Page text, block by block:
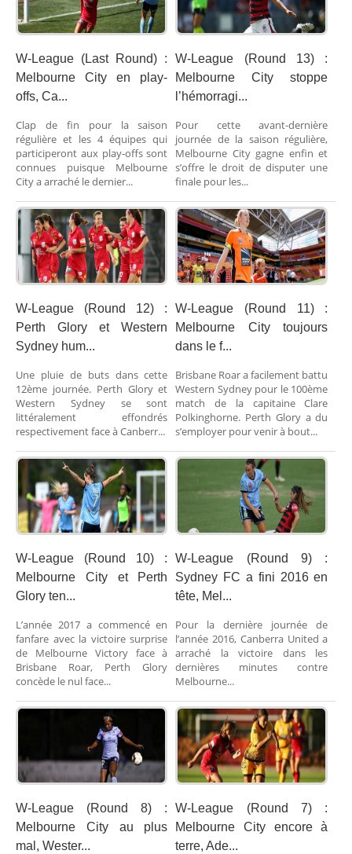
W-League (Last Round) :
Melbourne City en play-
offs, Ca...
Clap de fin pour la saison
régulière et les 4 équipes qui
participeront aux play-offs sont
connues puisque Melbourne
City a arraché le dernier...
W-League (Round 13) :
Melbourne City stoppe
l’hémorragi...
Pour cette avant-dernière
journée de la saison régulière,
Melbourne City gagne enfin et
s’offre le droit de disputer une
finale pour les...
W-League (Round 12) :
Perth Glory et Western
Sydney hum...
Une pluie de buts dans cette
12ème journée. Perth Glory et
Western Sydney se sont
littéralement effondrés
respectivement face à Canberr...
W-League (Round 11) :
Melbourne City toujours
dans le f...
Brisbane Roar a facilement battu
Western Sydney pour le 100ème
match de la capitaine Clare
Polkinghorne. Perth Glory a du
s’employer pour venir à bout...
W-League (Round 10) :
Melbourne City et Perth
Glory ten...
L’année 2017 a commencé en
fanfare avec la victoire surprise
de Melbourne Victory face à
Brisbane Roar, Perth Glory
concède le nul face...
W-League (Round 9) :
Sydney FC a fini 2016 en
tête, Mel...
Pour la dernière journée de
l’année 2016, Canberra United a
arraché la victoire dans les
dernières minutes contre
Melbourne...
W-League (Round 8) :
Melbourne City au plus
mal, Wester...
W-League (Round 7) :
Melbourne City encore à
terre, Ade...